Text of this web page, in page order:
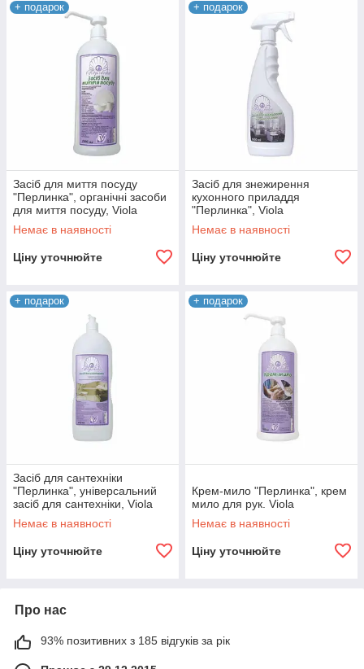
+ подарок
Засіб для миття посуду
"Перлинка", органічні засоби
для миття посуду, Viola
Немає в наявності
Ціну уточнюйте
+ подарок
Засіб для знежирення
кухонного приладдя
"Перлинка", Viola
Немає в наявності
Ціну уточнюйте
+ подарок
Засіб для сантехніки
"Перлинка", універсальний
засіб для сантехніки, Viola
Немає в наявності
Ціну уточнюйте
+ подарок
Крем-мило "Перлинка", крем
мило для рук. Viola
Немає в наявності
Ціну уточнюйте
Про нас
93% позитивних з 185 відгуків за рік